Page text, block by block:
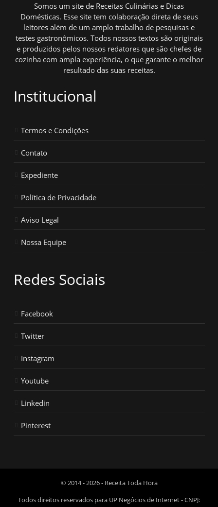
Somos um site de Receitas Culinárias e Dicas
Domésticas. Esse site tem colaboração direta de seus
leitores além de um amplo trabalho de pesquisas e
testes gastronômicos. Todos nossos textos são originais
e produzidos pelos nossos redatores que são chefes de
cozinha com ampla experiência, o que garante o melhor
resultado das suas receitas.
Institucional
Termos e Condições
Contato
Expediente
Política de Privacidade
Aviso Legal
Nossa Equipe
Redes Sociais
Facebook
Twitter
Instagram
Youtube
Linkedin
Pinterest
© 2014 - 2026 - Receita Toda Hora
Todos direitos reservados para UP Negócios de Internet - CNPJ: